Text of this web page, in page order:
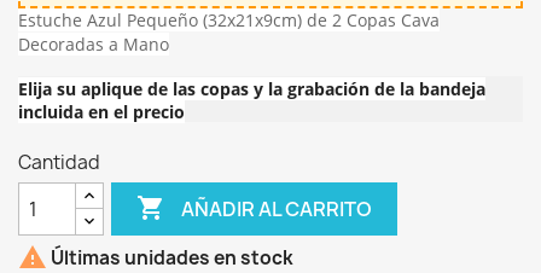
Estuche Azul Pequeño (32x21x9cm) de 2 Copas Cava
Decoradas a Mano
Elija su aplique de las copas y la grabación de la bandeja
incluida en el precio
Cantidad
 AÑADIR AL CARRITO
 Últimas unidades en stock